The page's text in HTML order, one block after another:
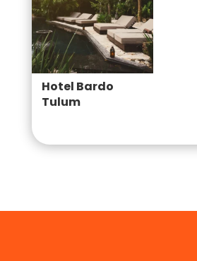
Hotel Bardo
Tulum